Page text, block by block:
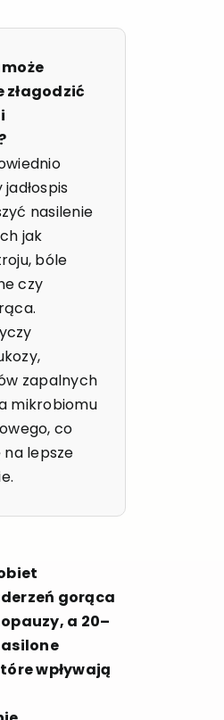
złagodzić
nasilenie
jak
bóle
czy
zapalnych
mikrobiomu
co
na lepsze
gorąca
a 20–
wpływają